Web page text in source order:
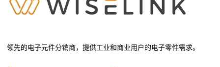
领先的电子元件分销商，提供工业和商业用户的电子零件需求。